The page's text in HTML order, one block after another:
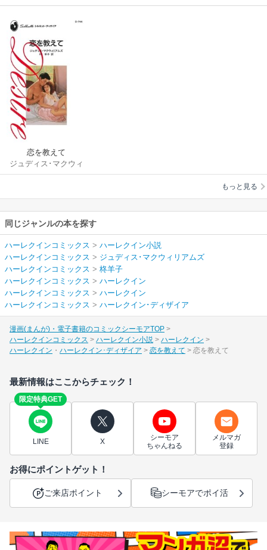
恋を教えて
ジュディス･マクウィ
リアムズ/柊羊子
もっと見る
同じジャンルの本を探す
ハーレクインコミックス > ハーレクイン小説
ハーレクインコミックス > ジュディス･マクウィリアムズ
ハーレクインコミックス > 柊羊子
ハーレクインコミックス > ハーレクイン
ハーレクインコミックス > ハーレクイン
ハーレクインコミックス > ハーレクイン･ディザイア
漫画(まんが)・電子書籍のコミックシーモアTOP
ハーレクインコミックス
ハーレクイン小説
ハーレクイン
ハーレクイン
ハーレクイン･ディザイア 恋を教えて 恋を教えて
最新情報はここからチェック！
限定特典GET
LINE X
シーモア
ちゃんねる
メルマガ
登録
お得にポイントゲット！
ご来店ポイント シーモアでポイ活